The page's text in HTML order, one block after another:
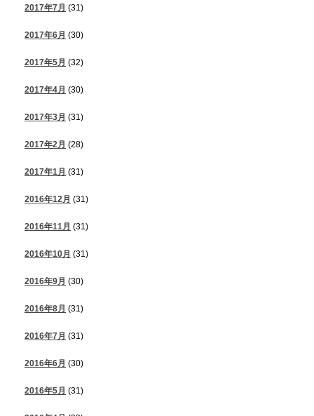
2017年7月 (31)
2017年6月 (30)
2017年5月 (32)
2017年4月 (30)
2017年3月 (31)
2017年2月 (28)
2017年1月 (31)
2016年12月 (31)
2016年11月 (31)
2016年10月 (31)
2016年9月 (30)
2016年8月 (31)
2016年7月 (31)
2016年6月 (30)
2016年5月 (31)